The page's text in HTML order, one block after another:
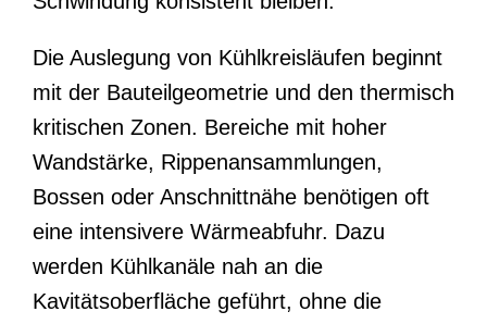
Die Auslegung von Kühlkreisläufen beginnt
mit der Bauteilgeometrie und den thermisch
kritischen Zonen. Bereiche mit hoher
Wandstärke, Rippenansammlungen,
Bossen oder Anschnittnähe benötigen oft
eine intensivere Wärmeabfuhr. Dazu
werden Kühlkanäle nah an die
Kavitätsoberfläche geführt, ohne die